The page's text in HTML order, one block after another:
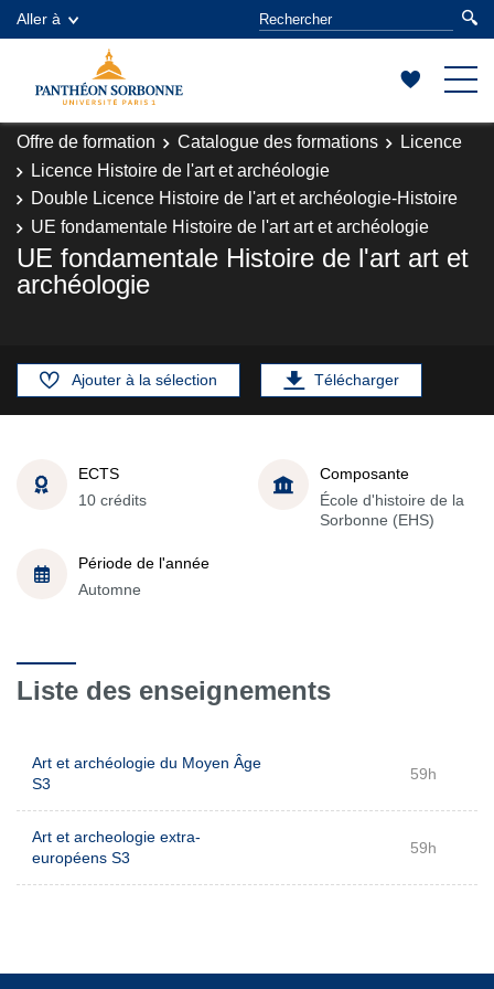
Aller à
Offre de formation Catalogue des formations
Licence
Licence Histoire de l'art et archéologie
Double Licence Histoire de l'art et archéologie-Histoire
UE fondamentale Histoire de l'art art et archéologie
UE fondamentale Histoire de l'art art et
archéologie
Ajouter à la sélection Télécharger
ECTS
10 crédits
Composante
École d'histoire de la
Sorbonne (EHS)
Période de l'année
Automne
Liste des enseignements
Art et archéologie du Moyen Âge
S3
59h
Art et archeologie extra-
européens S3
59h